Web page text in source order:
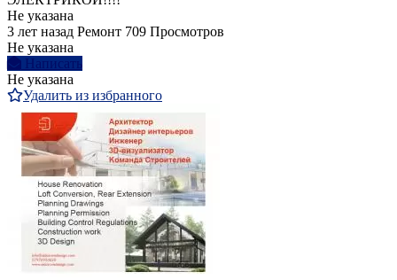
Не указана
3 лет назад Ремонт 709 Просмотров
Не указана
Написать
Не указана
Удалить из избранного